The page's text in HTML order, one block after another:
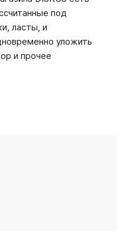
под
ласты, и
уложить
и прочее